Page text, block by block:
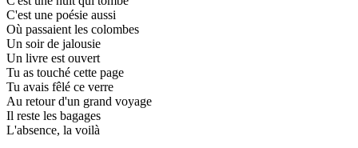
C'est une poésie aussi
Où passaient les colombes
Un soir de jalousie
Un livre est ouvert
Tu as touché cette page
Tu avais fêlé ce verre
Au retour d'un grand voyage
Il reste les bagages
L'absence, la voilà